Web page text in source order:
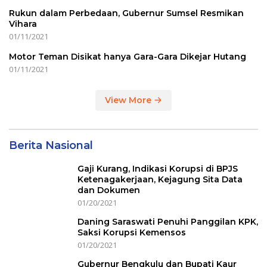
Rukun dalam Perbedaan, Gubernur Sumsel Resmikan
Vihara
01/11/2021
Motor Teman Disikat hanya Gara-Gara Dikejar Hutang
01/11/2021
View More
Berita Nasional
Gaji Kurang, Indikasi Korupsi di BPJS
Ketenagakerjaan, Kejagung Sita Data
dan Dokumen
01/20/2021
Daning Saraswati Penuhi Panggilan KPK,
Saksi Korupsi Kemensos
01/20/2021
Gubernur Bengkulu dan Bupati Kaur